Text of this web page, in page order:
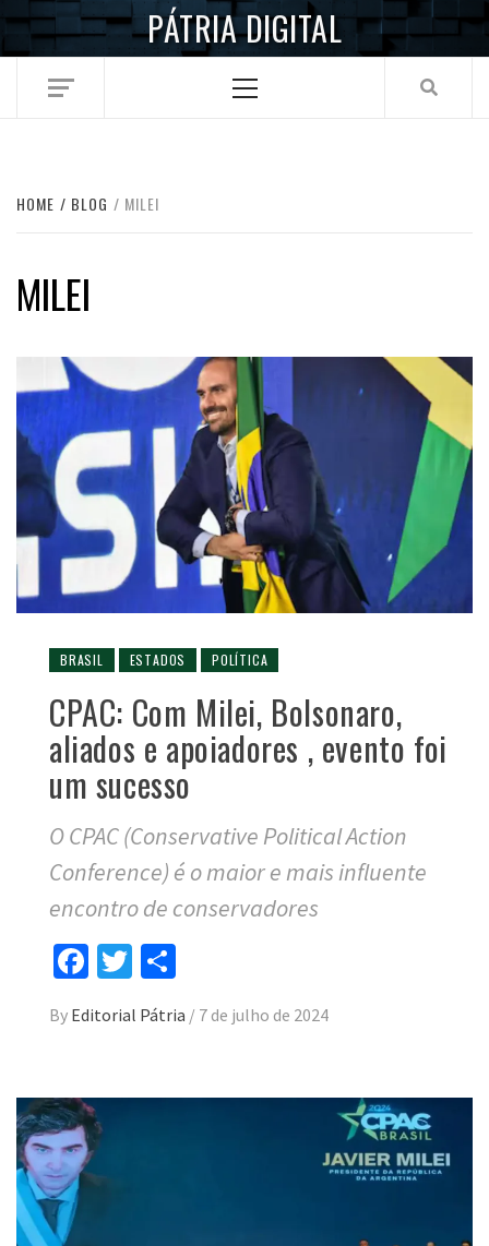
Skip
PÁTRIA DIGITAL
Menu
HOME BLOG MILEI
MILEI
BRASIL ESTADOS POLÍTICA
CPAC: Com Milei, Bolsonaro,
aliados e apoiadores , evento foi
um sucesso
O CPAC (Conservative Political Action
Conference) é o maior e mais influente
encontro de conservadores
Facebook
Twitter
By Editorial Pátria / 7 de julho de 2024